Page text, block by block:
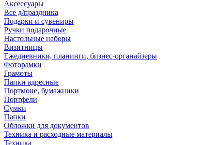
Аксессуары
Все д/праздника
Подарки и сувениры
Ручки подарочные
Настольные наборы
Визитницы
Ежедневники, планинги, бизнес-органайзеры
Фоторамки
Грамоты
Папки адресные
Портмоне, бумажники
Портфели
Сумки
Папки
Обложки для документов
Техника и расходные материалы
Техника